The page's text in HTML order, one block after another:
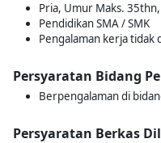
Pria, Umur Maks.
Pendidikan SMA / SMK
Pengalaman kerja tidak
Persyaratan Bidang
Berpengalaman di
Persyaratan Berkas